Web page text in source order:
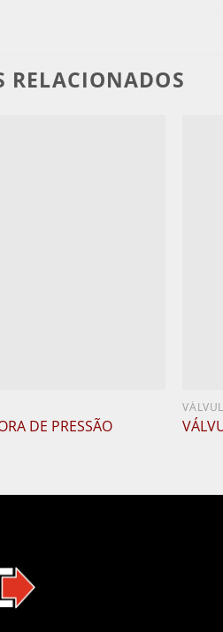
RELACIONADOS
DE PRESSÃO